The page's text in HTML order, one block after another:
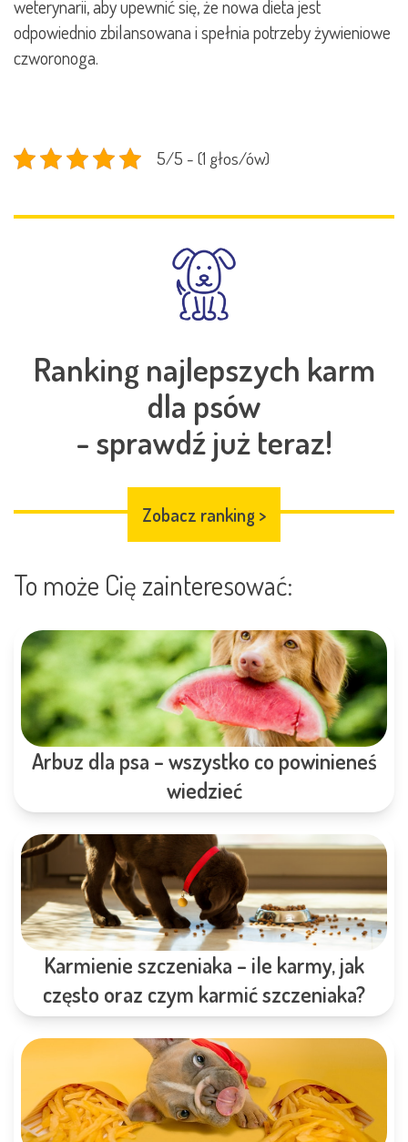
weterynarii, aby upewnić się, że nowa dieta jest
odpowiednio zbilansowana i spełnia potrzeby żywieniowe
czworonoga.
5/5 - (1 głos/ów)
Ranking najlepszych karm
dla psów
- sprawdź już teraz!
Zobacz ranking >
To może Cię zainteresować:
Arbuz dla psa – wszystko co powinieneś
wiedzieć
Karmienie szczeniaka – ile karmy, jak
często oraz czym karmić szczeniaka?